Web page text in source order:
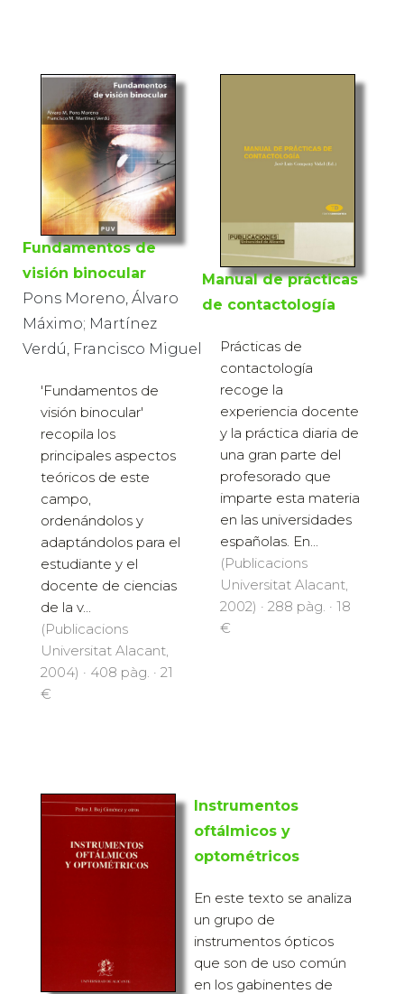
Fundamentos de
visión binocular
Pons Moreno, Álvaro
Máximo; Martínez
Verdú, Francisco Miguel
'Fundamentos de
visión binocular'
recopila los
principales aspectos
teóricos de este
campo,
ordenándolos y
adaptándolos para el
estudiante y el
docente de ciencias
de la v...
(Publicacions
Universitat Alacant,
2004) · 408 pàg. · 21
€
Manual de prácticas
de contactología
Prácticas de
contactología
recoge la
experiencia docente
y la práctica diaria de
una gran parte del
profesorado que
imparte esta materia
en las universidades
españolas. En...
(Publicacions
Universitat Alacant,
2002) · 288 pàg. · 18
€
Instrumentos
oftálmicos y
optométricos
En este texto se analiza
un grupo de
instrumentos ópticos
que son de uso común
en los gabinentes de